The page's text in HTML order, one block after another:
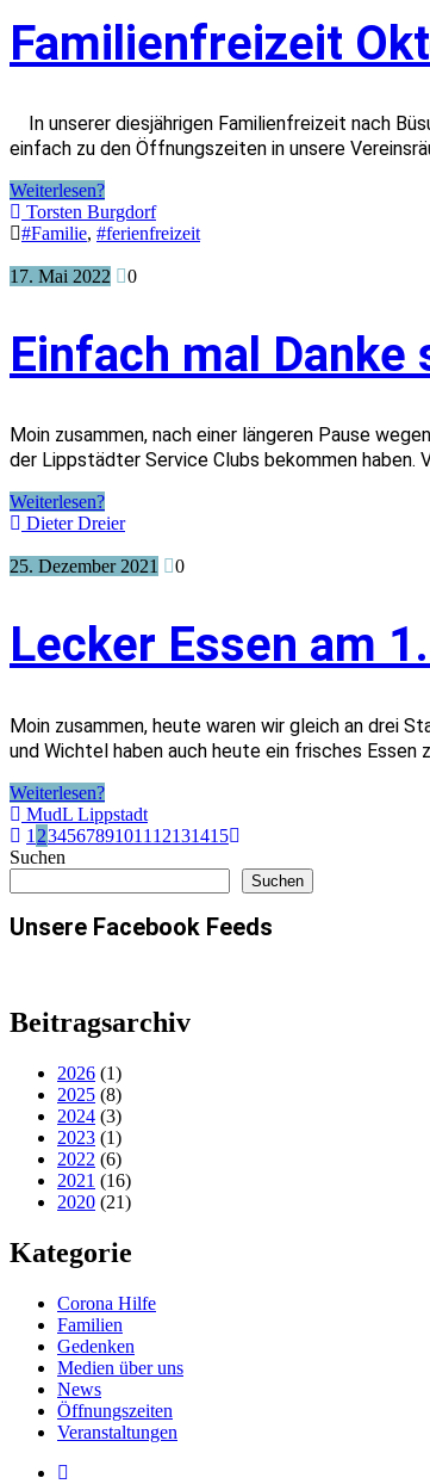
Familienfreizeit
In unserer diesjährigen Familienfreizeit nach
einfach zu den Öffnungszeiten in unsere
Weiterlesen?
Torsten Burgdorf
#Familie, #ferienfreizeit
17. Mai 2022 0
Einfach mal Danke
Moin zusammen, nach einer längeren Pause
der Lippstädter Service Clubs bekommen haben.
Weiterlesen?
Dieter Dreier
25. Dezember 2021 0
Lecker Essen am
Moin zusammen, heute waren wir gleich an drei
und Wichtel haben auch heute ein frisches
Weiterlesen?
MudL Lippstadt
1 234567891011 12131415
Suchen
Suchen
Unsere Facebook Feeds
Beitragsarchiv
2026 (1)
2025 (8)
2024 (3)
2023 (1)
2022 (6)
2021 (16)
2020 (21)
Kategorie
Corona Hilfe
Familien
Gedenken
Medien über uns
News
Öffnungszeiten
Veranstaltungen